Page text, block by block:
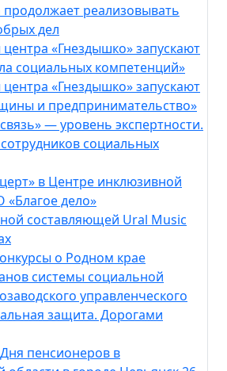
реализовывать
дел
«Гнездышко» запускают
социальных компетенций»
«Гнездышко» запускают
и предпринимательство»
— уровень экспертности.
социальных
в Центре инклюзивной
«Благое дело»
составляющей Ural Music
о Родном крае
системы социальной
управленческого
защита. Дорогами
пенсионеров в